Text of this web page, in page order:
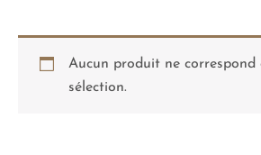
Aucun produit ne correspond
sélection.